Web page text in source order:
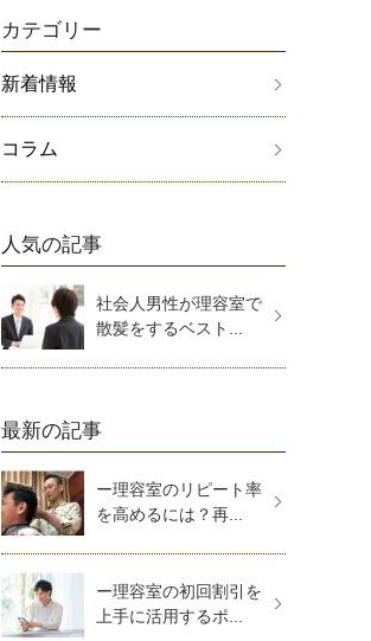
カテゴリー
新着情報
コラム
人気の記事
社会人男性が理容室で
散髪をするベスト...
最新の記事
ー理容室のリピート率
を高めるには？再...
ー理容室の初回割引を
上手に活用するポ...